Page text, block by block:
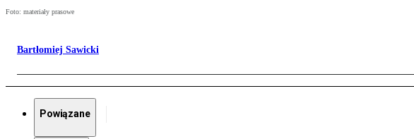
Foto: materiały prasowe
Bartłomiej Sawicki
Powiązane